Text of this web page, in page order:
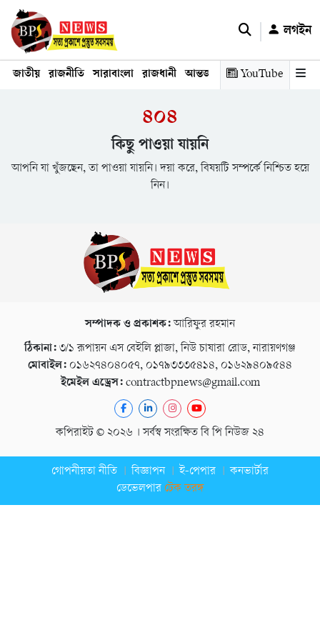
লগইন
জাতীয় রাজনীতি সারাবাংলা রাজধানী আন্তর্জাতিক অর্থনীতি তথ্য
YouTube
৪০৪
কিছু পাওয়া যায়নি
আপনি যা খুঁজছেন, তা পাওয়া যায়নি। দয়া করে, বিষয়টি সম্পর্কে নিশ্চিত হয়ে
নিন।
সম্পাদক ও প্রকাশক:আরিফুর রহমান
ঠিকানা: ৩/১ রূপায়ন এস বেইলি প্লাজা, নিউ চাষারা রোড, নারায়ণগঞ্জ
মোবাইল: ০১৬২৭৪০৪০৫৭, ০১৭৯৩৩৩৫৪১৪, ০১৬২৯৪০৯৫৪৪
ইমেইল এড্রেস:contractbpnews@gmail.com
কপিরাইট © ২০২৬ । সর্বস্ব সংরক্ষিত বি পি নিউজ ২৪
গোপনীয়তা নীতি বিজ্ঞাপন ই-পেপার
কনভার্টার
ডেভেলপার টেক তরঙ্গ